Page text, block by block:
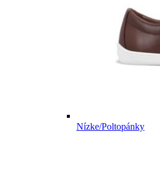
Nízke/Poltopánky